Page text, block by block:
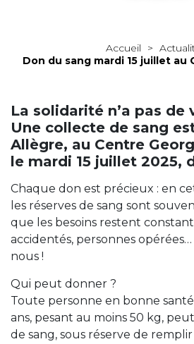
Accueil >
Don du sang mardi 15 juillet au
La solidarité n’a pas de
Une collecte de sang
Allègre, au Centre
le mardi 15 juillet 2025,
Chaque don est précieux : en
les réserves de sang sont
que les besoins restent
accidentés, personnes
nous !
Qui peut donner ?
Toute personne en bonne
ans, pesant au moins 50 kg,
de sang, sous réserve de